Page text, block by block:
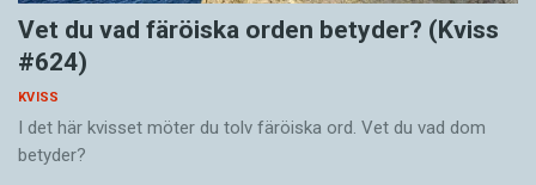
Vet du vad färöiska orden betyder? (Kviss
#624)
KVISS
I det här kvisset möter du tolv färöiska ord. Vet du vad dom
betyder?